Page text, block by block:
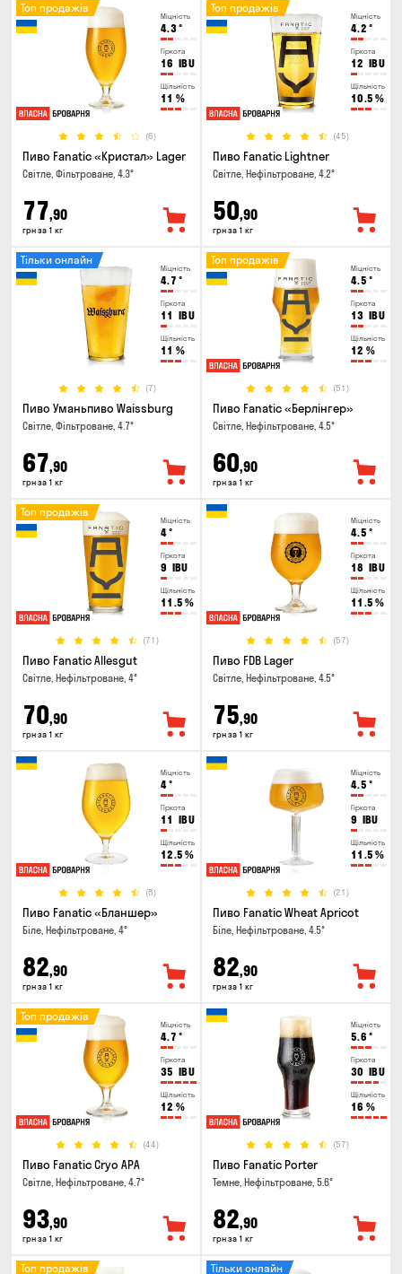
Міцність
4.3°
Гіркота
16 IBU
Щільність
11 %
(6)
Топ продажів
Пиво Fanatic «Кристал» Lager
Світле, Фільтроване, 4.3°
77,90
грн за 1 кг
Міцність
4.2 °
Гіркота
12 IBU
Щільність
10.5 %
(45)
Топ продажів
Пиво Fanatic Lightner
Світле, Нефільтроване, 4.2°
50,90
грн за 1 кг
Міцність
4.7 °
Гіркота
11 IBU
Щільність
11 %
(7)
Тільки онлайн
Пиво Уманьпиво Waissburg
Світле, Фільтроване, 4.7°
67,90
грн за 1 кг
Міцність
4.5 °
Гіркота
13 IBU
Щільність
12 %
(51)
Топ продажів
Пиво Fanatic «Берлінгер»
Світле, Нефільтроване, 4.5°
60,90
грн за 1 кг
Міцність
4°
Гіркота
9 IBU
Щільність
11.5 %
(71)
Топ продажів
Пиво Fanatic Allesgut
Світле, Нефільтроване, 4°
70,90
грн за 1 кг
Міцність
4.5 °
Гіркота
18 IBU
Щільність
11.5 %
(57)
Пиво FDB Lager
Світле, Нефільтроване, 4.5°
75,90
грн за 1 кг
Міцність
4°
Гіркота
11 IBU
Щільність
12.5 %
(8)
Пиво Fanatic «Бланшер»
Біле, Нефільтроване, 4°
82,90
грн за 1 кг
Міцність
4.5 °
Гіркота
9 IBU
Щільність
11.5 %
(21)
Пиво Fanatic Wheat Apricot
Біле, Нефільтроване, 4.5°
82,90
грн за 1 кг
Міцність
4.7 °
Гіркота
35 IBU
Щільність
12 %
(44)
Топ продажів
Пиво Fanatic Cryo APA
Світле, Нефільтроване, 4.7°
93,90
грн за 1 кг
Міцність
5.6 °
Гіркота
30 IBU
Щільність
16 %
(57)
Пиво Fanatic Porter
Темне, Нефільтроване, 5.6°
82,90
грн за 1 кг
Топ продажів Тільки онлайн